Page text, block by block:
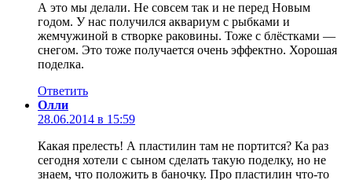
А это мы делали. Не совсем так и не перед Новым
годом. У нас получился аквариум с рыбками и
жемчужиной в створке раковины. Тоже с блёстками —
снегом. Это тоже получается очень эффектно. Хорошая
поделка.
Ответить
Олли
28.06.2014 в 15:59
Какая прелесть! А пластилин там не портится? Ка раз
сегодня хотели с сыном сделать такую поделку, но не
знаем, что положить в баночку. Про пластилин что-то